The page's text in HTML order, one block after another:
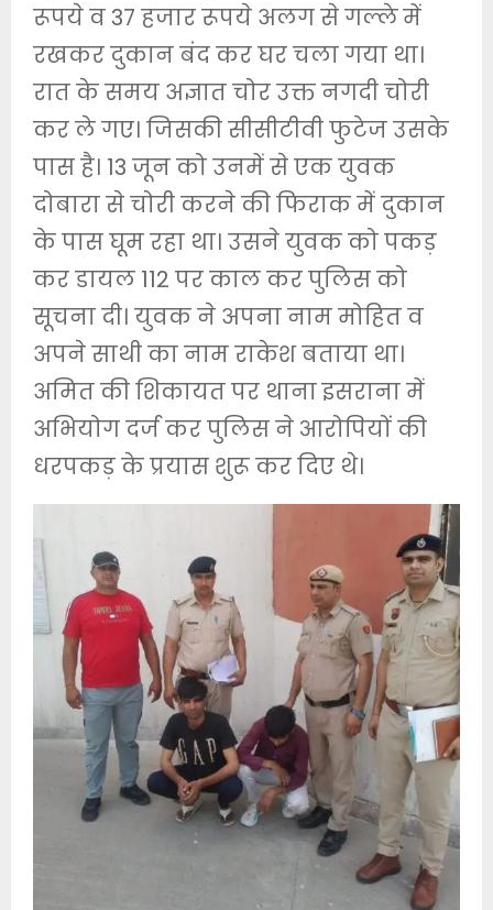
रूपये व 37 हजार रूपये अलग से गल्ले में
रखकर दुकान बंद कर घर चला गया था।
रात के समय अज्ञात चोर उक्त नगदी चोरी
कर ले गए। जिसकी सीसीटीवी फुटेज उसके
पास है। 13 जून को उनमें से एक युवक
दोबारा से चोरी करने की फिराक में दुकान
के पास घूम रहा था। उसने युवक को पकड़
कर डायल 112 पर काल कर पुलिस को
सूचना दी। युवक ने अपना नाम मोहित व
अपने साथी का नाम राकेश बताया था।
अमित की शिकायत पर थाना इसराना में
अभियोग दर्ज कर पुलिस ने आरोपियों की
धरपकड़ के प्रयास शुरू कर दिए थे।